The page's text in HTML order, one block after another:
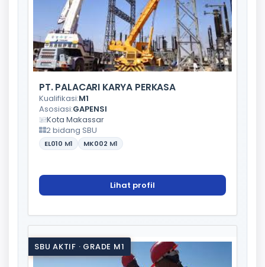
PT. PALACARI KARYA PERKASA
Kualifikasi:M1
Asosiasi:GAPENSI
Kota Makassar
2 bidang SBU
EL010 M1 MK002 M1
Lihat profil
SBU AKTIF · GRADE M1